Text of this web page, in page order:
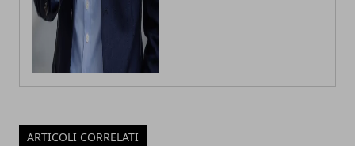
ARTICOLI CORRELATI